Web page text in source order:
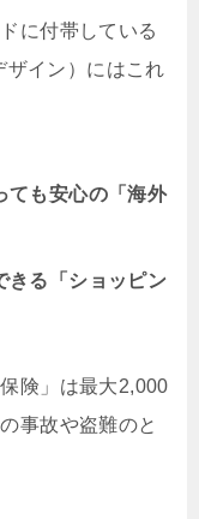
に付帯している
ザイン）にはこれ
ても安心の「海外
きる「ショッピン
険」は最大2,000
事故や盗難のと